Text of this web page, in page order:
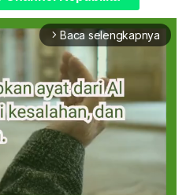
arrow_forward_ios Baca selengkapnya